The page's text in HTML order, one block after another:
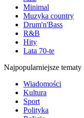
Minimal
Muzyka country
Drum'n'Bass
R&B
Hity
Lata 70-te
Najpopularniejsze tematy
Wiadomości
Kultura
Sport
Polityka